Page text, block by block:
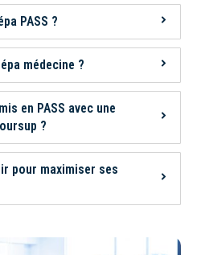
PASS ?
médecine ?
en PASS avec une
?
pour maximiser ses